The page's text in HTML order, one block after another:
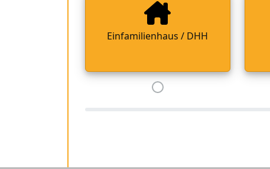
Einfamilienhaus / DHH